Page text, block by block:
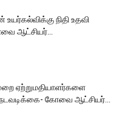
நிதி உதவி
ஆட்சியர்…
ஏற்றுமதியாளர்களை
கோவை ஆட்சியர்…